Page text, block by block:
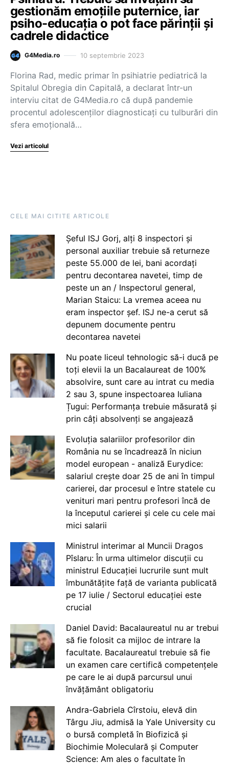
gestionăm emoțiile puternice, iar
psiho-educația o pot face părinții și
cadrele didactice
G4Media.ro 10 septembrie 2023
Florina Rad, medic primar în psihiatrie pediatrică la
Spitalul Obregia din Capitală, a declarat într-un
interviu citat de G4Media.ro că după pandemie
procentul adolescenţilor diagnosticaţi cu tulburări din
sfera emoţională…
Vezi articolul
CELE MAI CITITE ARTICOLE
Șeful ISJ Gorj, alți 8 inspectori și
personal auxiliar trebuie să returneze
peste 55.000 de lei, bani acordați
pentru decontarea navetei, timp de
peste un an / Inspectorul general,
Marian Staicu: La vremea aceea nu
eram inspector șef. ISJ ne-a cerut să
depunem documente pentru
decontarea navetei
Nu poate liceul tehnologic să-i ducă pe
toți elevii la un Bacalaureat de 100%
absolvire, sunt care au intrat cu media
2 sau 3, spune inspectoarea Iuliana
Țugui: Performanța trebuie măsurată și
prin câți absolvenți se angajează
Evoluția salariilor profesorilor din
România nu se încadrează în niciun
model european - analiză Eurydice:
salariul crește doar 25 de ani în timpul
carierei, dar procesul e între statele cu
venituri mari pentru profesori încă de
la începutul carierei și cele cu cele mai
mici salarii
Ministrul interimar al Muncii Dragos
Pîslaru: În urma ultimelor discuții cu
ministrul Educației lucrurile sunt mult
îmbunătățite față de varianta publicată
pe 17 iulie / Sectorul educației este
crucial
Daniel David: Bacalaureatul nu ar trebui
să fie folosit ca mijloc de intrare la
facultate. Bacalaureatul trebuie să fie
un examen care certifică competențele
pe care le ai după parcursul unui
învățământ obligatoriu
Andra-Gabriela Cîrstoiu, elevă din
Târgu Jiu, admisă la Yale University cu
o bursă completă în Biofizică și
Biochimie Moleculară și Computer
Science: Am ales o facultate în